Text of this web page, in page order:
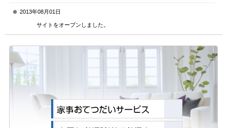
2013年08月01日
サイトをオープンしました。